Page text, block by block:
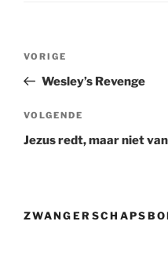
Vorig
bericht
VORIGE
Wesley’s Revenge
Volgend
bericht
VOLGENDE
Jezus redt, maar niet